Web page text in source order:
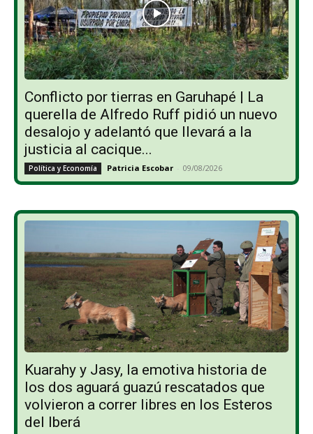
Conflicto por tierras en Garuhapé | La
querella de Alfredo Ruff pidió un nuevo
desalojo y adelantó que llevará a la
justicia al cacique...
Política y Economía Patricia Escobar - 09/08/2026
Kuarahy y Jasy, la emotiva historia de
los dos aguará guazú rescatados que
volvieron a correr libres en los Esteros
del Iberá